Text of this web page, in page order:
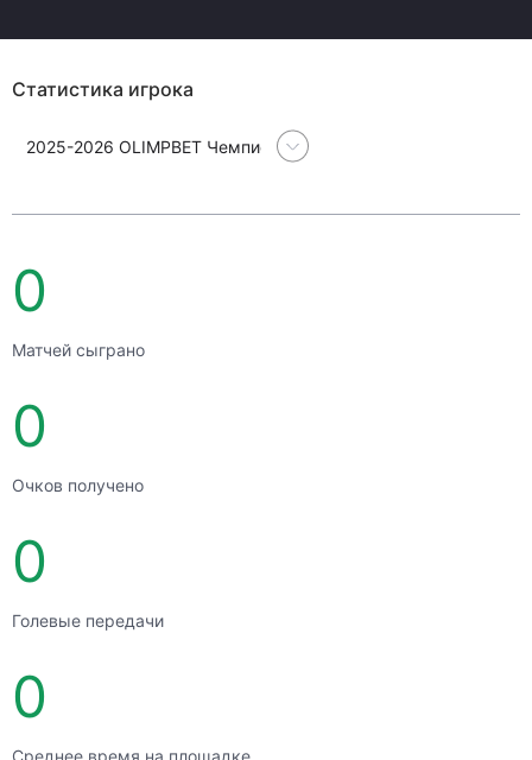
Статистика игрока
2025-2026 OLIMPBET Чемпионат Молодежной хоккейной
0
Матчей сыграно
0
Очков получено
0
Голевые передачи
0
Среднее время на площадке